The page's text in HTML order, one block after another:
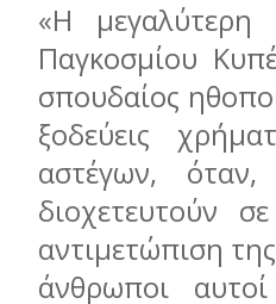
«Η
Παγκοσμίου
σπουδαίος
ξοδεύεις
αστέγων,
διοχετευτούν
αντιμετώπιση
άνθρωποι